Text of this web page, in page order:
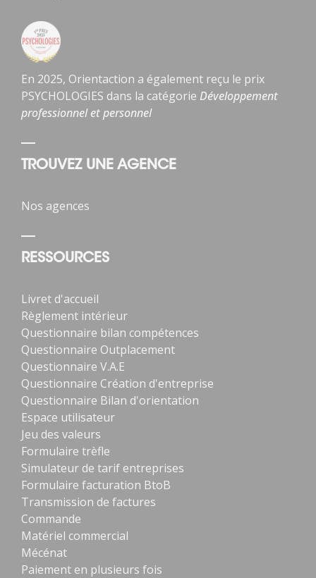
En 2025, Orientaction a également reçu le prix
PSYCHOLOGIES dans la catégorie Développement
professionnel et personnel
TROUVEZ UNE AGENCE
Nos agences
RESSOURCES
Livret d'accueil
Règlement intérieur
Questionnaire bilan compétences
Questionnaire Outplacement
Questionnaire V.A.E
Questionnaire Création d'entreprise
Questionnaire Bilan d'orientation
Espace utilisateur
Jeu des valeurs
Formulaire trèfle
Simulateur de tarif entreprises
Formulaire facturation BtoB
Transmission de factures
Commande
Matériel commercial
Mécénat
Paiement en plusieurs fois